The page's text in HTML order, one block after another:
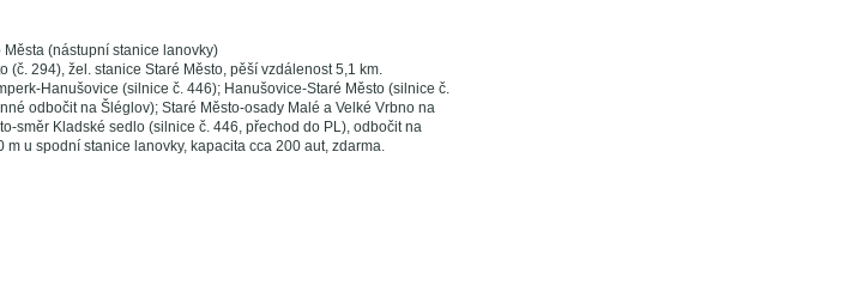
(nástupní stanice lanovky)
294), žel. stanice Staré Město, pěší vzdálenost 5,1 km.
Hanušovice (silnice č. 446); Hanušovice-Staré Město (silnice č.
odbočit na Šléglov); Staré Město-osady Malé a Velké Vrbno na
směr Kladské sedlo (silnice č. 446, přechod do PL), odbočit na
u spodní stanice lanovky, kapacita cca 200 aut, zdarma.